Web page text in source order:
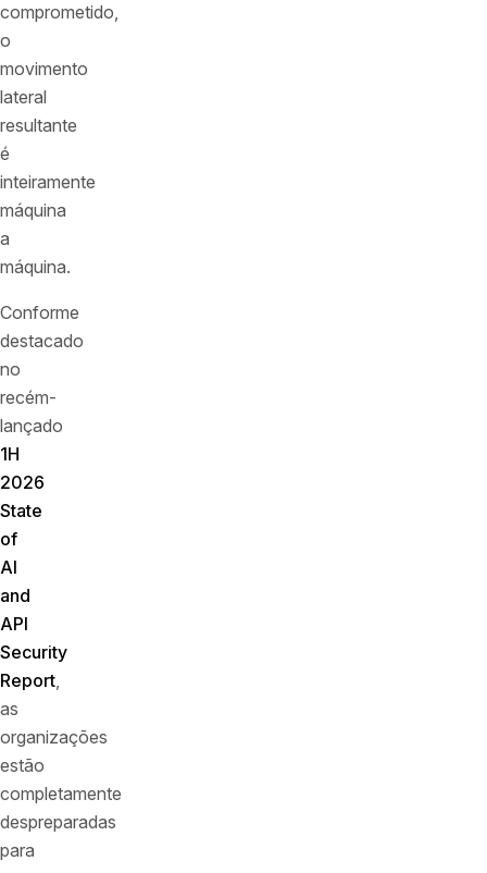
comprometido,
o
movimento
lateral
resultante
é
inteiramente
máquina
a
máquina.
Conforme
destacado
no
recém-
lançado
1H
2026
State
of
AI
and
API
Security
Report,
as
organizações
estão
completamente
despreparadas
para